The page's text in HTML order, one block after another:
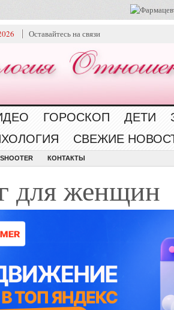
Оставайтесь на связи
ГОРОСКОП ДЕТИ
СВЕЖИЕ
КОНТАКТЫ
для женщин